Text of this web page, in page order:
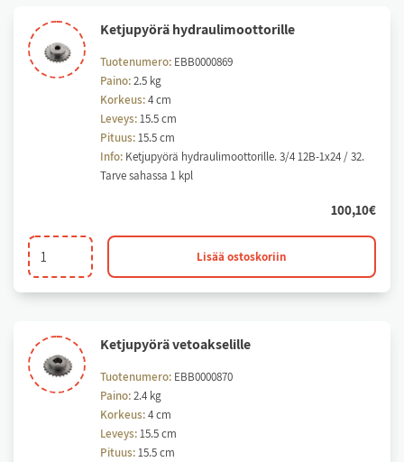
Ket­ju­pyö­rä hyd­rau­li­moot­to­ril­le
Tuotenumero: EBB0000869
Paino:2.5 kg
Korkeus:4 cm
Leveys:15.5 cm
Pituus:15.5 cm
Info: Ketjupyörä hydraulimoottorille. 3/4 12B-1x24 / 32.
Tarve sahassa 1 kpl
100,10€
Ketjupyörä
hydraulimoottorille
Lisää ostoskoriin
Ket­ju­pyö­rä ve­toak­se­lil­le
Tuotenumero: EBB0000870
Paino:2.4 kg
Korkeus:4 cm
Leveys:15.5 cm
Pituus:15.5 cm